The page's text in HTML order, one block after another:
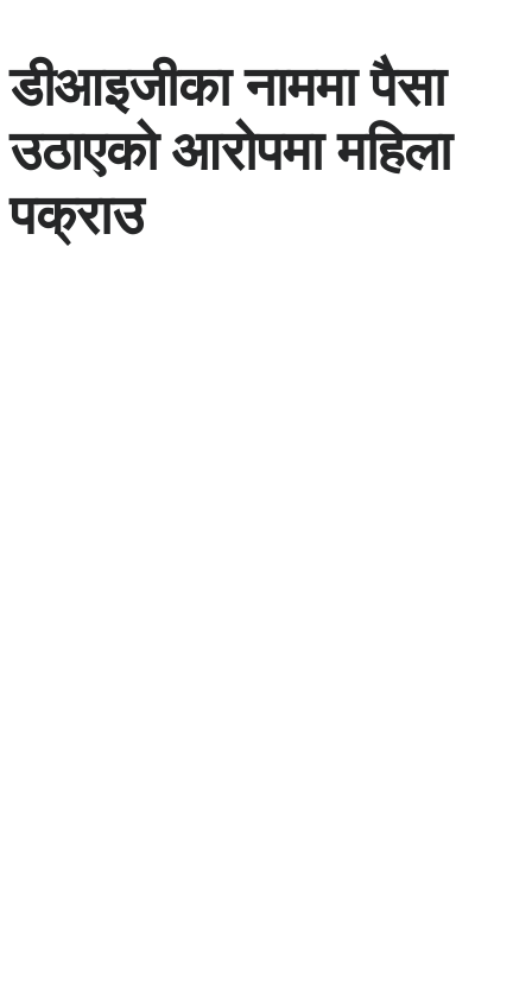
डीआइजीका नाममा पैसा
उठाएको आरोपमा महिला
पक्राउ